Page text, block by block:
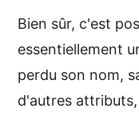
Bien sûr, c'est
essentiellement
perdu son nom,
d'autres